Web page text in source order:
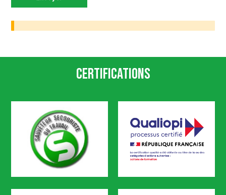
Certifications
SST Qualiopi